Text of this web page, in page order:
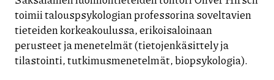
toimii talouspsykologian professorina soveltavien
tieteiden korkeakoulussa, erikoisaloinaan
perusteet ja menetelmät (tietojenkäsittely ja
tilastointi, tutkimusmenetelmät, biopsykologia).